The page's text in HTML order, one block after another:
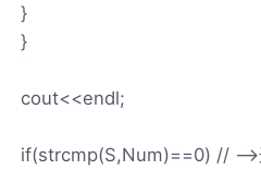
}
}
cout<<endl;
if(strcmp(S,Num)==0) //